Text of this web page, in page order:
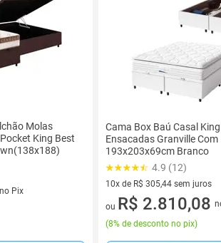
Molas
King Best
no Pix
Cama Box Baú Casal
Ensacadas Granville Com
193x203x69cm Branco
4.9 (12)
10x de R$ 305,44 sem juros
10 vez de R$ 305,44 sem juros
ou R$ 2.810,08
(8% de desconto no pix)